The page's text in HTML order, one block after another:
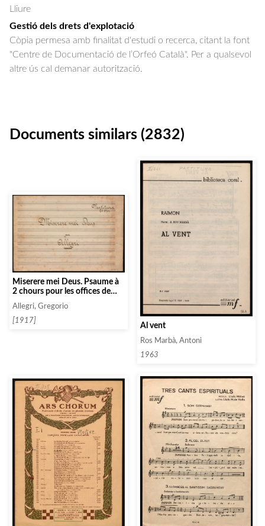
Lliure
Gestió dels drets d'explotació
Còpia permesa amb finalitat d'estudi o recerca, citant la font
"Centre de Documentació de l’Orfeó Català". Per a qualsevol
altre ús cal demanar autorització.
Documents similars (2832)
Miserere mei Deus. Psaume à
2 chours pour les offices de
pènitence
Allegri, Gregorio
[1917]
Al vent
Ros Marbà, Antoni
1963